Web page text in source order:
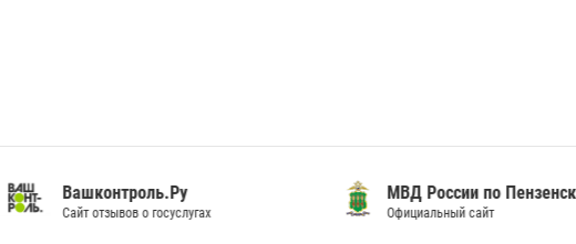
Вашконтроль.Ру
Сайт отзывов о госуслугах
МВД России по
Официальный сайт